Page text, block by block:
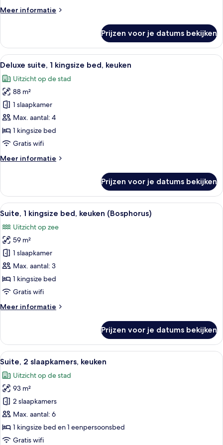
laden
Meer informatie
Meer
kamer,
kingsize
(Bosphorus)
Prijzen voor je datums bekijken
Alle
foto's
voor
Deluxe
suite,
1
kingsize
bed,
laden
Een moderne hotelkamer met een
17
Deluxe suite, 1 kingsize bed, keuken
Uitzicht op de stad
88 m²
1 slaapkamer
Max. aantal: 4
1 kingsize bed
Gratis wifi
Meer informatie
Meer
suite,
kingsize
keuken
Prijzen voor je datums bekijken
Alle
foto's
voor
Suite,
kingsize
bed,
keuken
laden
Een moderne hotelkamer met een
10
Suite, 1 kingsize bed, keuken (Bosphorus)
Uitzicht op zee
59 m²
1 slaapkamer
Max. aantal: 3
1 kingsize bed
Gratis wifi
Meer informatie
Meer
1
kingsize
bed,
(Bosphorus)
Prijzen voor je datums bekijken
Alle
foto's
voor
Suite,
2
slaapkamers,
keuken
laden
Een 46-inch ledtelevisie met
18
Suite, 2 slaapkamers, keuken
Uitzicht op de stad
93 m²
2 slaapkamers
Max. aantal: 6
1 kingsize bed en 1 eenpersoonsbed
Gratis wifi